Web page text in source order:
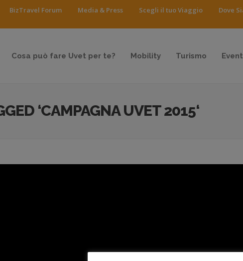
BizTravel Forum Media & Press Scegli il tuo Viaggio Dove
Cosa può fare Uvet per te? Mobility Turismo
‘CAMPAGNA UVET 2015‘